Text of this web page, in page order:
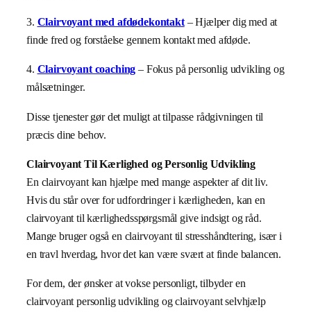
3. Clairvoyant med afdødekontakt– Hjælper dig med at
finde fred og forståelse gennem kontakt med afdøde.
4. Clairvoyant coaching – Fokus på personlig udvikling og
målsætninger.
Disse tjenester gør det muligt at tilpasse rådgivningen til
præcis dine behov.
Clairvoyant Til Kærlighed og Personlig Udvikling
En clairvoyant kan hjælpe med mange aspekter af dit liv.
Hvis du står over for udfordringer i kærligheden, kan en
clairvoyant til kærlighedsspørgsmål give indsigt og råd.
Mange bruger også en clairvoyant til stresshåndtering, især i
en travl hverdag, hvor det kan være svært at finde balancen.
For dem, der ønsker at vokse personligt, tilbyder en
clairvoyant personlig udvikling og clairvoyant selvhjælp